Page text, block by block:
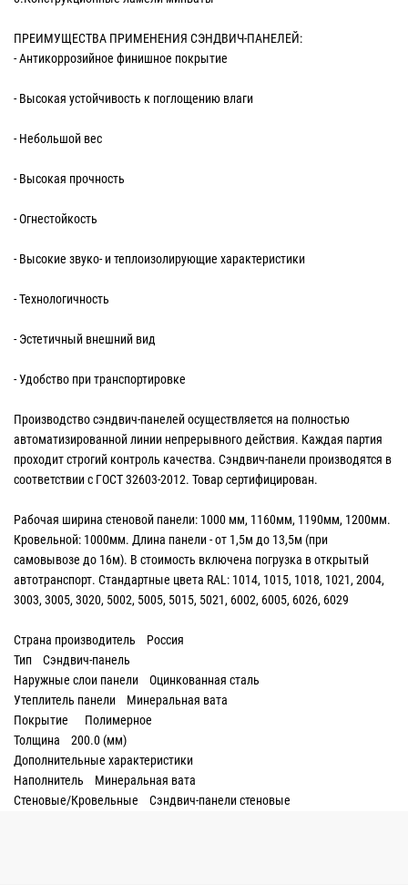
ПРЕИМУЩЕСТВА ПРИМЕНЕНИЯ СЭНДВИЧ-ПАНЕЛЕЙ:
- Антикоррозийное финишное покрытие
- Высокая устойчивость к поглощению влаги
- Небольшой вес
- Высокая прочность
- Огнестойкость
- Высокие звуко- и теплоизолирующие характеристики
- Технологичность
- Эстетичный внешний вид
- Удобство при транспортировке
Производство сэндвич-панелей осуществляется на полностью
автоматизированной линии непрерывного действия. Каждая партия
проходит строгий контроль качества. Сэндвич-панели производятся в
соответствии с ГОСТ 32603-2012. Товар сертифицирован.
Рабочая ширина стеновой панели: 1000 мм, 1160мм, 1190мм, 1200мм.
Кровельной: 1000мм. Длина панели - от 1,5м до 13,5м (при
самовывозе до 16м). В стоимость включена погрузка в открытый
автотранспорт. Стандартные цвета RAL: 1014, 1015, 1018, 1021, 2004,
3003, 3005, 3020, 5002, 5005, 5015, 5021, 6002, 6005, 6026, 6029
Страна производитель Россия
Тип Сэндвич-панель
Наружные слои панели Оцинкованная сталь
Утеплитель панели Минеральная вата
Покрытие Полимерное
Толщина 200.0 (мм)
Дополнительные характеристики
Наполнитель Минеральная вата
Стеновые/Кровельные Сэндвич-панели стеновые